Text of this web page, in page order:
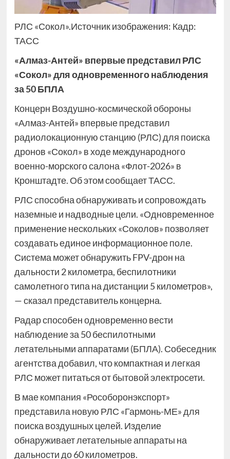
РЛС «Сокол».Источник изображения: Кадр:
ТАСС
«Алмаз-Антей» впервые представил РЛС
«Сокол» для одновременного наблюдения
за 50 БПЛА
Концерн Воздушно-космической обороны
«Алмаз-Антей» впервые представил
радиолокационную станцию (РЛС) для поиска
дронов «Сокол» в ходе международного
военно-морского салона «Флот-2026» в
Кронштадте. Об этом сообщает ТАСС.
РЛС способна обнаруживать и сопровождать
наземные и надводные цели. «Одновременное
применение нескольких «Соколов» позволяет
создавать единое информационное поле.
Система может обнаружить FPV-дрон на
дальности 2 километра, беспилотники
самолетного типа на дистанции 5 километров»,
— сказал представитель концерна.
Радар способен одновременно вести
наблюдение за 50 беспилотными
летательными аппаратами (БПЛА). Собеседник
агентства добавил, что компактная и легкая
РЛС может питаться от бытовой электросети.
В мае компания «Рособоронэкспорт»
представила новую РЛС «Гармонь-МЕ» для
поиска воздушных целей. Изделие
обнаруживает летательные аппараты на
дальности до 60 километров.